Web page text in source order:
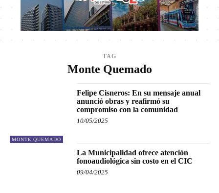
TAG
Monte Quemado
MONTE QUEMADO
Felipe Cisneros: En su mensaje anual
anunció obras y reafirmó su
compromiso con la comunidad
10/05/2025
La Municipalidad ofrece atención
fonoaudiológica sin costo en el CIC
09/04/2025